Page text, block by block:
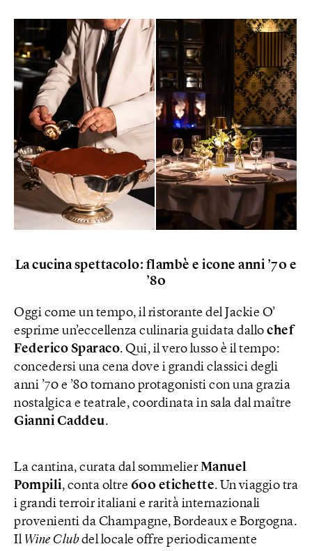
La cucina spettacolo: flambè e icone anni ’70 e
’80
Oggi come un tempo, il ristorante del Jackie O’
esprime un’eccellenza culinaria guidata dallo chef
Federico Sparaco. Qui, il vero lusso è il tempo:
concedersi una cena dove i grandi classici degli
anni ’70 e ’80 tornano protagonisti con una grazia
nostalgica e teatrale, coordinata in sala dal maître
Gianni Caddeu.
La cantina, curata dal sommelierManuel
Pompili, conta oltre 600 etichette. Un viaggio tra
i grandi terroir italiani e rarità internazionali
provenienti da Champagne, Bordeaux e Borgogna.
Il Wine Clubdel locale offre periodicamente